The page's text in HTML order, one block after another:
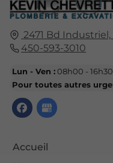
2471 Bd Industriel,
450-593-3010
Lun - Ven :08h00 - 16h30
Pour toutes autres
Accueil